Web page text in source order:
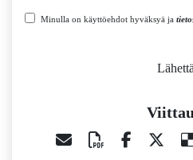
Minulla on käyttöehdot hyväksyä ja